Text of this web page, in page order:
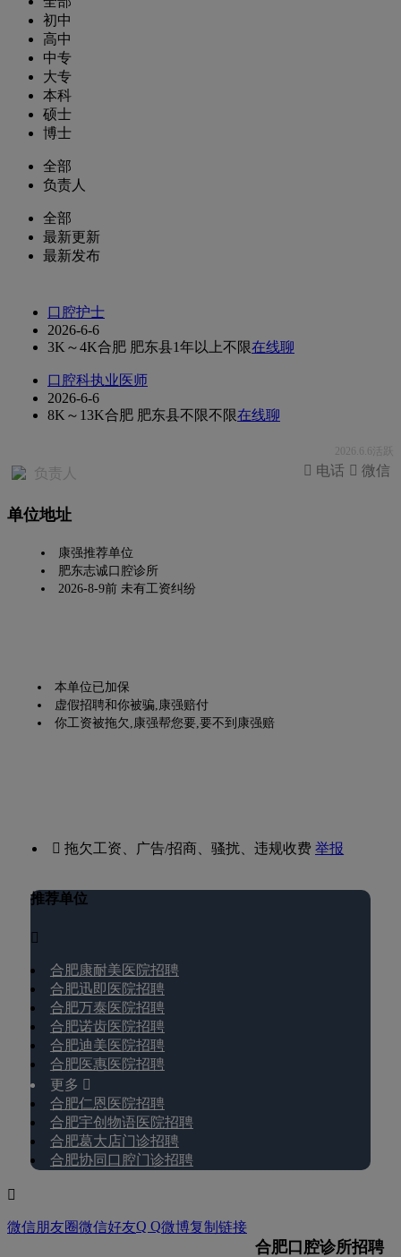
初中
高中
中专
大专
本科
硕士
博士
全部
负责人
全部
最新更新
最新发布
口腔护士
2026-6-6
3K～4K合肥 肥东县1年以上不限在线聊
口腔科执业医师
2026-6-6
8K～13K合肥 肥东县不限不限在线聊
2026.6.6活跃
负责人  微信
 电话
单位地址
康强推荐单位
肥东志诚口腔诊所
2026-8-9前 未有工资纠纷
本单位已加保
虚假招聘和你被骗,康强赔付
你工资被拖欠,康强帮您要,要不到康强赔
 拖欠工资、广告/招商、骚扰、违规收费举报
推荐单位

合肥康耐美医院招聘
合肥迅即医院招聘
合肥万泰医院招聘
合肥诺齿医院招聘
合肥迪美医院招聘
合肥医惠医院招聘
更多 
合肥仁恩医院招聘
合肥宇创物语医院招聘
合肥葛大店门诊招聘
合肥协同口腔门诊招聘

微信朋友圈微信好友Q Q微博复制链接
合肥口腔诊所招聘